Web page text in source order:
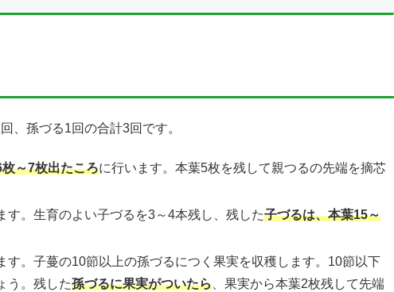
、孫づる1回の合計3回です。
～7枚出たころに行います。本葉5枚を残して親つるの先端を摘芯
す。生育のよい子づるを3～4本残し、残した子づるは、本葉15～
す。子蔓の10節以上の孫づるにつく果実を収穫します。10節以下
う。残した孫づるに果実がついたら 、果実から本葉2枚残して先端